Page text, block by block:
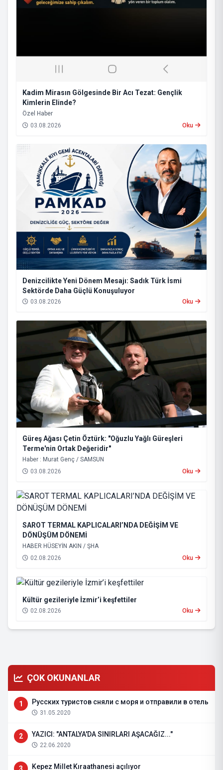
Kadim Mirasın Gölgesinde Bir Acı Tezat: Gençlik
Kimlerin Elinde?
​Özel Haber
03.08.2026
Oku
Denizcilikte Yeni Dönem Mesajı: Sadık Türk İsmi
Sektörde Daha Güçlü Konuşuluyor
03.08.2026 Oku
Güreş Ağası Çetin Öztürk: "Oğuzlu Yağlı Güreşleri
Terme'nin Ortak Değeridir"
Haber : Murat Genç / SAMSUN
03.08.2026
Oku
SAROT TERMAL KAPLICALARI’NDA DEĞİŞİM VE
DÖNÜŞÜM DÖNEMİ
HABER HÜSEYİN AKIN / ŞHA
02.08.2026
Oku
Kültür gezileriyle İzmir’i keşfettiler
02.08.2026 Oku
ÇOK OKUNANLAR
1 Русских туристов сняли с моря и отправили в отель
31.05.2020
2 YAZICI: "ANTALYA'DA SINIRLARI AŞACAĞIZ..."
22.06.2020
Kepez Millet Kıraathanesi açılıyor